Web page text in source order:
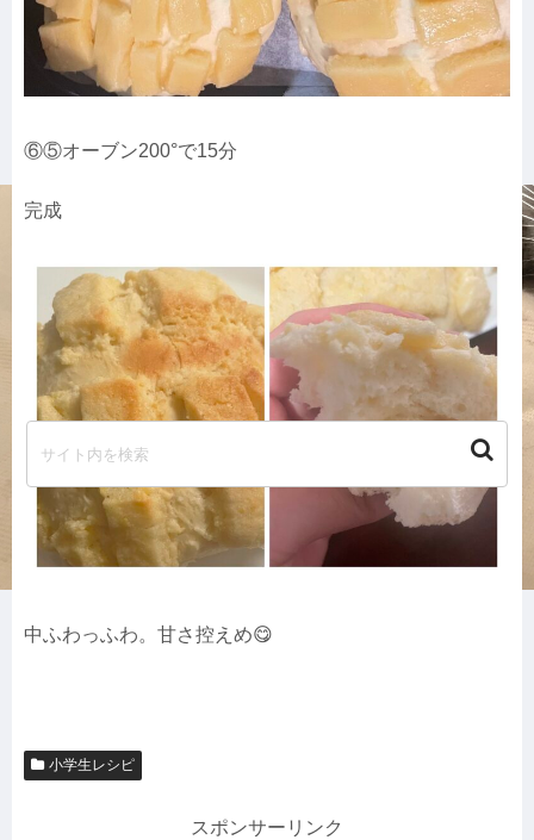
⑥⑤オーブン200°で15分
完成
中ふわっふわ。甘さ控えめ😋
小学生レシピ
スポンサーリンク